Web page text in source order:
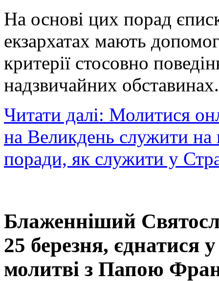
На основі цих порад
екзархатах мають
критерії стосовно
надзвичайних обставинах.
Читати далі: Молитися
на Великдень служити
поради, як служити у
Блаженніший
25 березня, єднатися
молитві з Папою